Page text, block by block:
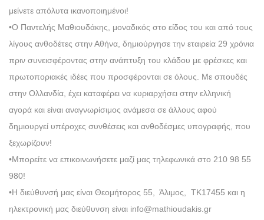
μείνετε απόλυτα ικανοποιημένοι!
•Ο Παντελής Μαθιουδάκης, μοναδικός στο είδος του και από τους
λίγους ανθοδέτες στην Αθήνα, δημιούργησε την εταιρεία 29 χρόνια
πριν συνεισφέροντας στην ανάπτυξη του κλάδου με φρέσκες και
πρωτοποριακές ιδέες που προσφέρονται σε όλους. Με σπουδές
στην Ολλανδία, έχει καταφέρει να κυριαρχήσει στην ελληνική
αγορά και είναι αναγνωρίσιμος ανάμεσα σε άλλους αφού
δημιουργεί υπέροχες συνθέσεις και ανθοδέσμες υπογραφής, που
ξεχωρίζουν!
•Μπορείτε να επικοινωνήσετε μαζί μας τηλεφωνικά στο 210 98 55
980!
•Η διεύθυνσή μας είναι Θεομήτορος 55, Άλιμος, ΤΚ17455 και η
ηλεκτρονική μας διεύθυνση είναι info@mathioudakis.gr